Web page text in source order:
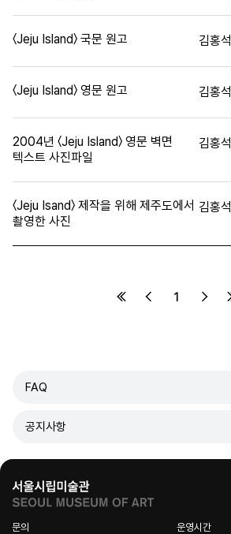
〈Jeju Island〉 국문 원고 김홍석
〈Jeju Island〉 영문 원고 김홍석
2004년 〈Jeju Island〉 영문 벽면
텍스트 사진파일
김홍석
〈Jeju Isand〉 제작을 위해 제주도에서
촬영한 사진
김홍석
1
FAQ
공지사항
문의
운영시간